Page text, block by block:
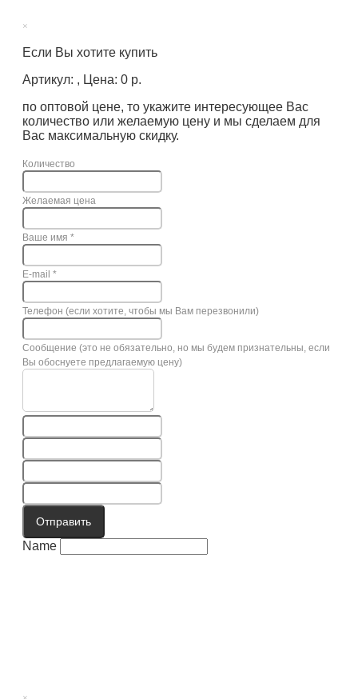
×
Если Вы хотите купить
Артикул: , Цена: 0 р.
по оптовой цене, то укажите интересующее Вас
количество или желаемую цену и мы сделаем для
Вас максимальную скидку.
Количество
Желаемая цена
Ваше имя *
E-mail *
Телефон (если хотите, чтобы мы Вам перезвонили)
Сообщение (это не обязательно, но мы будем признательны, если
Вы обоснуете предлагаемую цену)
Отправить
Name